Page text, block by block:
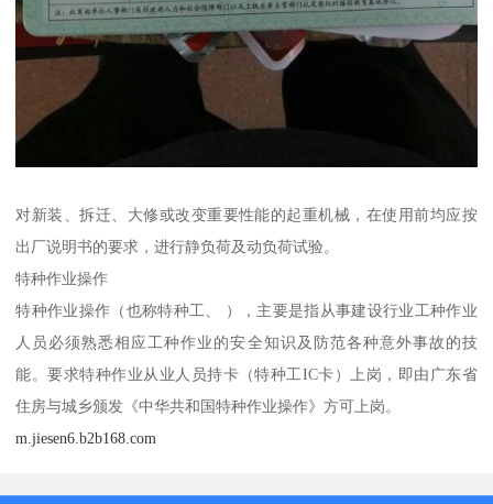
对新装、拆迁、大修或改变重要性能的起重机械，在使用前均应按
出厂说明书的要求，进行静负荷及动负荷试验。
特种作业操作
特种作业操作（也称特种工、 ），主要是指从事建设行业工种作业
人员必须熟悉相应工种作业的安全知识及防范各种意外事故的技
能。要求特种作业从业人员持卡（特种工IC卡）上岗，即由广东省
住房与城乡颁发《中华共和国特种作业操作》方可上岗。
m.jiesen6.b2b168.com